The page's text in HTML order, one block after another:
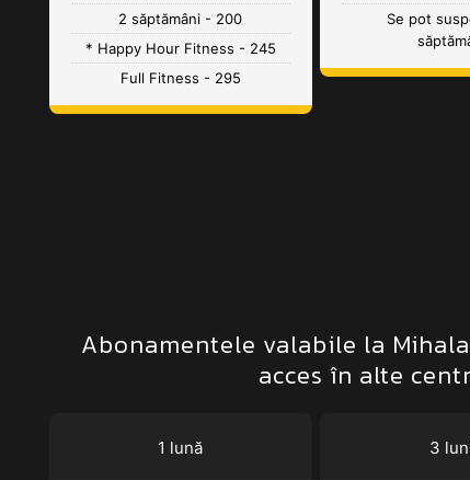
2 săptămâni - 200
* Happy Hour Fitness - 245
Full Fitness - 295
Se pot
Abonamentele valabile la
acces în alte
1 lună 3